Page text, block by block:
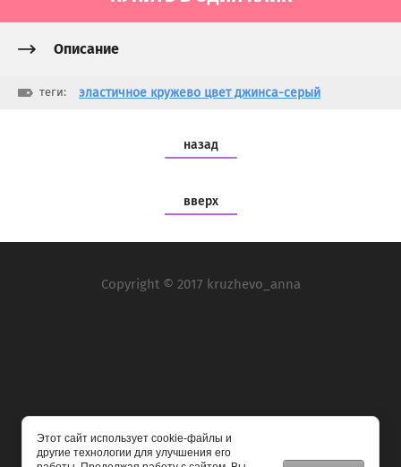
Описание
теги: эластичное кружево цвет джинса-серый
назад
вверх
Copyright © 2017 kruzhevo_anna
Мы в социальных сетях:
Этот сайт использует cookie-файлы и
другие технологии для улучшения его